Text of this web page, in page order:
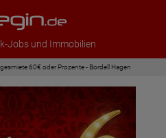
Jobs und Immobilien
60€ oder Prozente - Bordell Hagen